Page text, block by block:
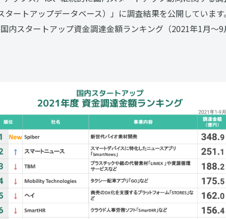
タートアップデータベース）」に調査結果を公開していま
内スタートアップ資金調達金額ランキング（2021年1月〜